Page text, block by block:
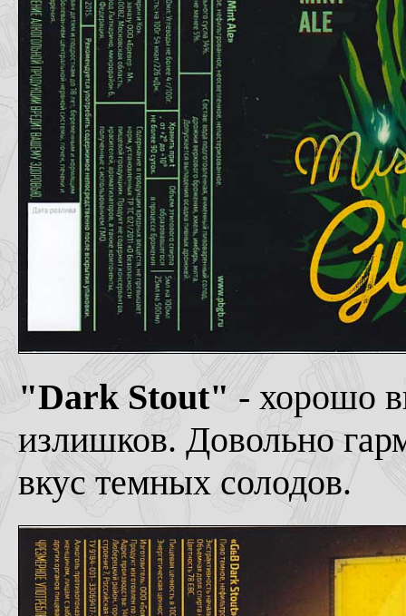
"Dark Stout" - хорошо
излишков. Довольно
вкус темных солодов.